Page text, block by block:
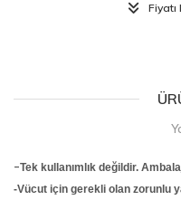
Fiyatı
-Tek kullanımlık değildir.
-Vücut için gerekli olan zorunlu